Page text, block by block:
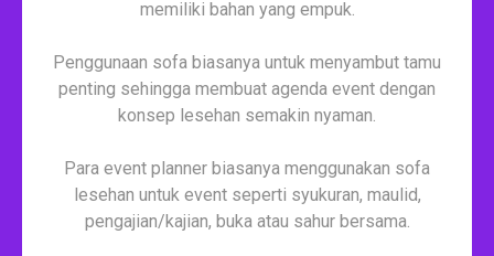
memiliki bahan yang empuk.
Penggunaan sofa biasanya untuk menyambut tamu
penting sehingga membuat agenda event dengan
konsep lesehan semakin nyaman.
Para event planner biasanya menggunakan sofa
lesehan untuk event seperti syukuran, maulid,
pengajian/kajian, buka atau sahur bersama.